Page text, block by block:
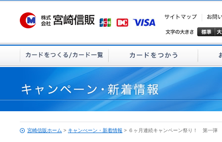
宮崎信販ホーム > キャンぺーン・新着情報 > ６ヶ月連続キャンペーン祭り！ 第一弾